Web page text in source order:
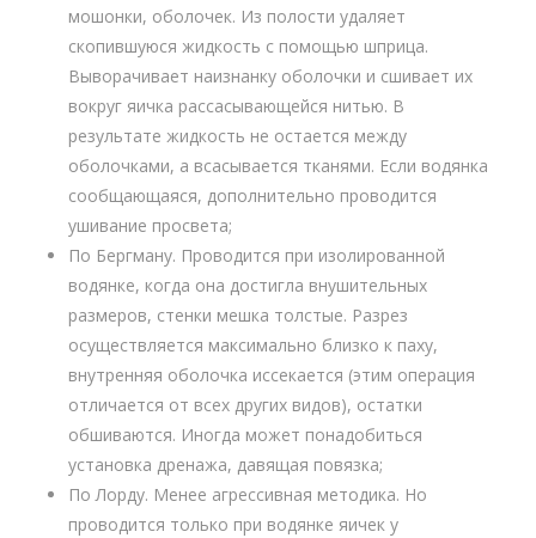
мошонки, оболочек. Из полости удаляет
скопившуюся жидкость с помощью шприца.
Выворачивает наизнанку оболочки и сшивает их
вокруг яичка рассасывающейся нитью. В
результате жидкость не остается между
оболочками, а всасывается тканями. Если водянка
сообщающаяся, дополнительно проводится
ушивание просвета;
По Бергману. Проводится при изолированной
водянке, когда она достигла внушительных
размеров, стенки мешка толстые. Разрез
осуществляется максимально близко к паху,
внутренняя оболочка иссекается (этим операция
отличается от всех других видов), остатки
обшиваются. Иногда может понадобиться
установка дренажа, давящая повязка;
По Лорду. Менее агрессивная методика. Но
проводится только при водянке яичек у